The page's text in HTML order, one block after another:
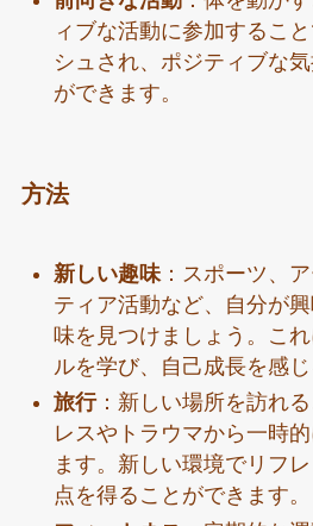
ィブな活動に参加するこ
シュされ、ポジティブな
ができます。
方法
新しい趣味：スポーツ、
ティア活動など、自分が
味を見つけましょう。こ
ルを学び、自己成長を感じ
旅行：新しい場所を訪れ
レスやトラウマから一時
ます。新しい環境でリフ
点を得ることができます。